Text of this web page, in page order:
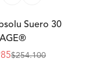
Suero 30
$254.100